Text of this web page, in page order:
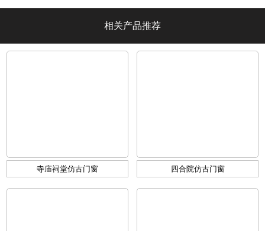
相关产品推荐
寺庙祠堂仿古门窗 四合院仿古门窗